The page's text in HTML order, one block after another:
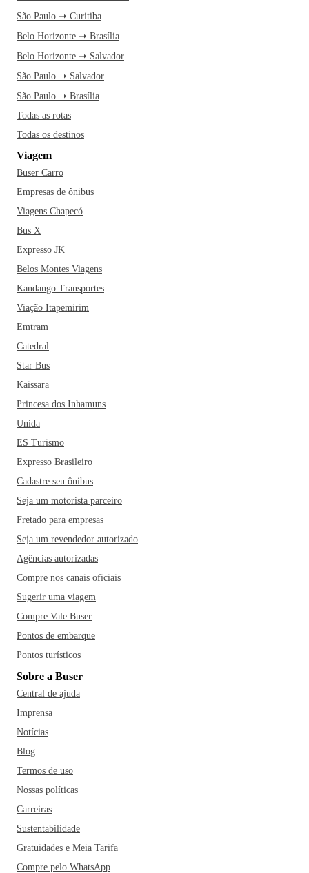
São Paulo ➝ Curitiba
Belo Horizonte ➝ Brasília
Belo Horizonte ➝ Salvador
São Paulo ➝ Salvador
São Paulo ➝ Brasília
Todas as rotas
Todas os destinos
Viagem
Buser Carro
Empresas de ônibus
Viagens Chapecó
Bus X
Expresso JK
Belos Montes Viagens
Kandango Transportes
Viação Itapemirim
Emtram
Catedral
Star Bus
Kaissara
Princesa dos Inhamuns
Unida
ES Turismo
Expresso Brasileiro
Cadastre seu ônibus
Seja um motorista parceiro
Fretado para empresas
Seja um revendedor autorizado
Agências autorizadas
Compre nos canais oficiais
Sugerir uma viagem
Compre Vale Buser
Pontos de embarque
Pontos turísticos
Sobre a Buser
Central de ajuda
Imprensa
Notícias
Blog
Termos de uso
Nossas políticas
Carreiras
Sustentabilidade
Gratuidades e Meia Tarifa
Compre pelo WhatsApp